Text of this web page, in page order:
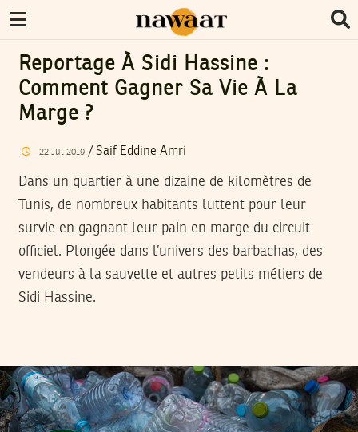
Reportage À Sidi Hassine :
Comment Gagner Sa Vie À La
Marge ?
22 Jul 2019/ Saif Eddine Amri
Dans un quartier à une dizaine de kilomètres de
Tunis, de nombreux habitants luttent pour leur
survie en gagnant leur pain en marge du circuit
officiel. Plongée dans l’univers des barbachas, des
vendeurs à la sauvette et autres petits métiers de
Sidi Hassine.